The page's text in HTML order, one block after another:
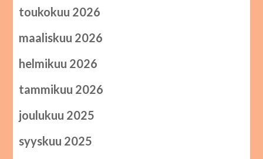
toukokuu 2026
maaliskuu 2026
helmikuu 2026
tammikuu 2026
joulukuu 2025
syyskuu 2025